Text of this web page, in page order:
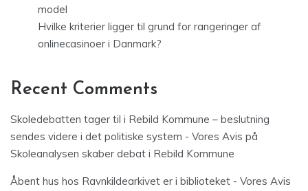
model
Hvilke kriterier ligger til grund for rangeringer af
onlinecasinoer i Danmark?
Recent Comments
Skoledebatten tager til i Rebild Kommune – beslutning
sendes videre i det politiske system - Vores Avis på
Skoleanalysen skaber debat i Rebild Kommune
Åbent hus hos Ravnkildearkivet er i biblioteket - Vores Avis